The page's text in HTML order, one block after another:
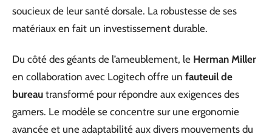
soucieux de leur santé dorsale. La robustesse de ses
matériaux en fait un investissement durable.
Du côté des géants de l’ameublement, le Herman Miller
en collaboration avec Logitech offre un fauteuil de
bureau transformé pour répondre aux exigences des
gamers. Le modèle se concentre sur une ergonomie
avancée et une adaptabilité aux divers mouvements du